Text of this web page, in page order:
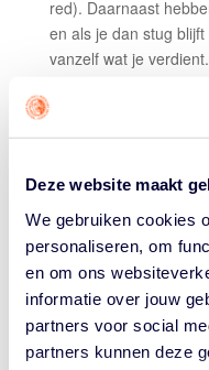
Deze website maakt
We gebruiken cookies
personaliseren, om
en om ons
informatie over jouw
partners voor social
partners kunnen deze
red). Daarnaast
en als je dan stug
vanzelf wat je
Den Helder-coach
Tubbergen stellen
tweede kwart raakte
geblesseerd. In het
foutenlast
kwart werden ons min
Transitiebasketball
het uiteindelijke
overwinning voor Jolly